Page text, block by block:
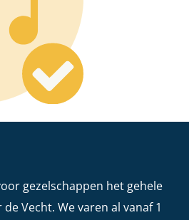
gezelschappen het gehele
Vecht. We varen al vanaf 1